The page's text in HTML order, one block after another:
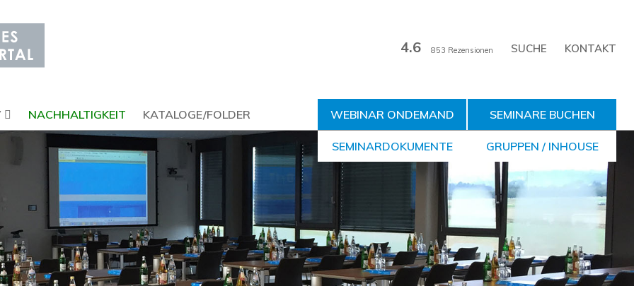
KONTAKT
4.6 853 Rezensionen
NACHHALTIGKEIT KATALOGE/FOLDER WEBINAR ONDEMAND
SEMINARDOKUMENTE
SEMINARE BUCHEN
GRUPPEN / INHOUSE